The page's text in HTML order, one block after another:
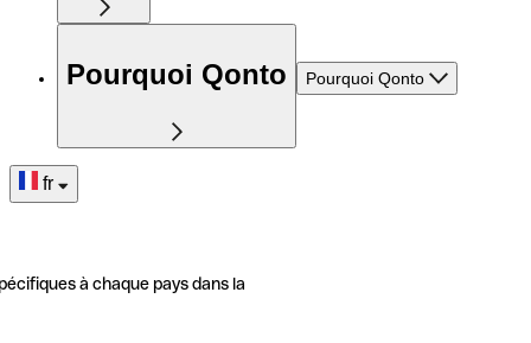
Pourquoi Qonto Pourquoi Qonto
fr
à chaque pays dans la